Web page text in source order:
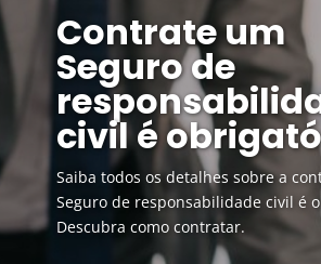
Contrate um
Seguro de
civil é
Saiba todos os detalhes sobre a
Seguro de responsabilidade civil é
Descubra como contratar.